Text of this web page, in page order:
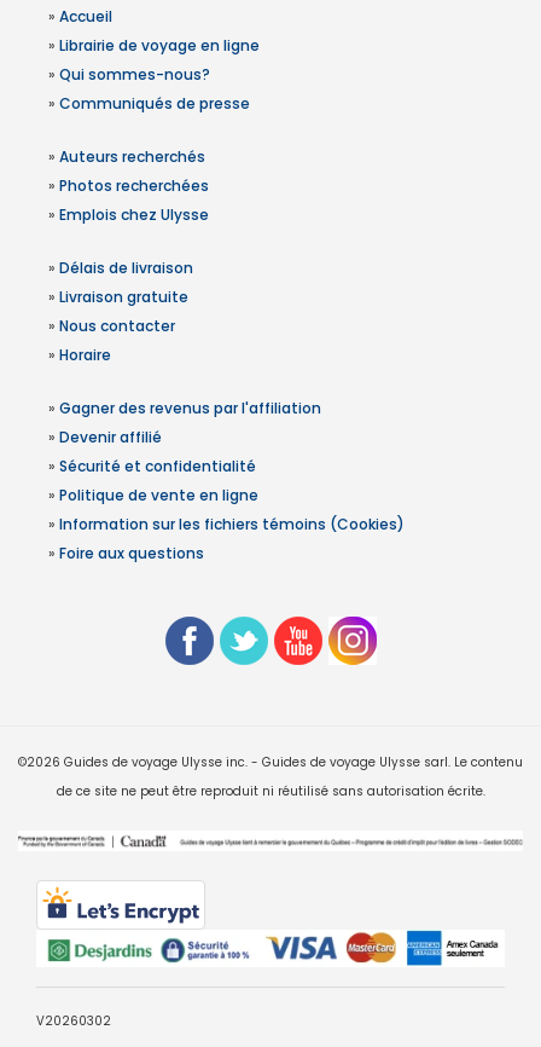
» Accueil
» Librairie de voyage en ligne
» Qui sommes-nous?
» Communiqués de presse
» Auteurs recherchés
» Photos recherchées
» Emplois chez Ulysse
» Délais de livraison
» Livraison gratuite
» Nous contacter
» Horaire
» Gagner des revenus par l'affiliation
» Devenir affilié
» Sécurité et confidentialité
» Politique de vente en ligne
» Information sur les fichiers témoins (Cookies)
» Foire aux questions
©2026 Guides de voyage Ulysse inc. - Guides de voyage Ulysse sarl. Le contenu
de ce site ne peut être reproduit ni réutilisé sans autorisation écrite.
V20260302